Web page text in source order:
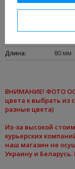
Длина: 80 мм
ВНИМАНИЕ! ФОТО
цвета к выбрать из
разные цвета)
Из-за высокой
курьерских
наш магазин не
Украину и